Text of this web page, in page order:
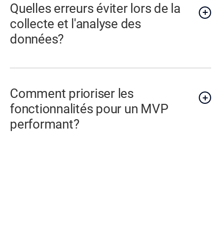
Quelles erreurs éviter lors de la
collecte et l'analyse des
données?
Comment prioriser les
fonctionnalités pour un MVP
performant?